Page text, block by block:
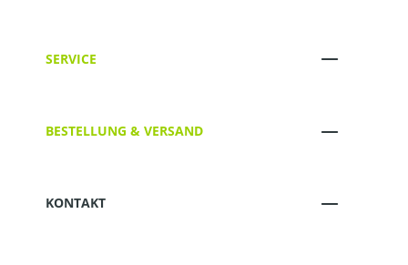
SERVICE
BESTELLUNG & VERSAND
KONTAKT